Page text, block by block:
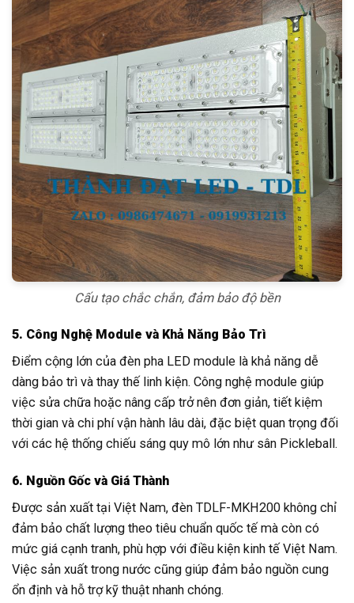
Cấu tạo chắc chắn, đảm bảo độ bền
5. Công Nghệ Module và Khả Năng Bảo Trì
Điểm cộng lớn của đèn pha LED module là khả năng dễ
dàng bảo trì và thay thế linh kiện. Công nghệ module giúp
việc sửa chữa hoặc nâng cấp trở nên đơn giản, tiết kiệm
thời gian và chi phí vận hành lâu dài, đặc biệt quan trọng đối
với các hệ thống chiếu sáng quy mô lớn như sân Pickleball.
6. Nguồn Gốc và Giá Thành
Được sản xuất tại Việt Nam, đèn TDLF-MKH200 không chỉ
đảm bảo chất lượng theo tiêu chuẩn quốc tế mà còn có
mức giá cạnh tranh, phù hợp với điều kiện kinh tế Việt Nam.
Việc sản xuất trong nước cũng giúp đảm bảo nguồn cung
ổn định và hỗ trợ kỹ thuật nhanh chóng.